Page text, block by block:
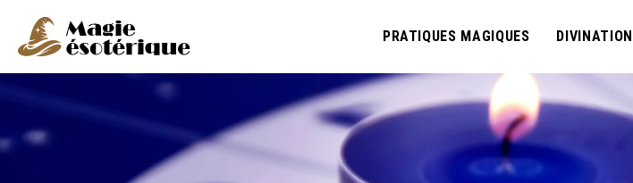
PRATIQUES MAGIQUES